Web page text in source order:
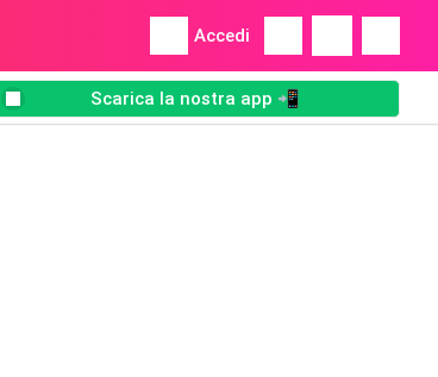
Accedi
Scarica la nostra app 📲